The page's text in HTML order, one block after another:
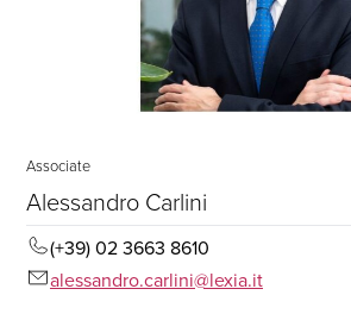
Associate
Alessandro Carlini
(+39) 02 3663 8610
alessandro.carlini@lexia.it